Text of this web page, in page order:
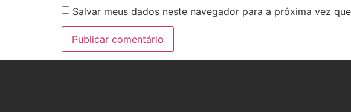
Salvar meus dados neste navegador para a próxima vez